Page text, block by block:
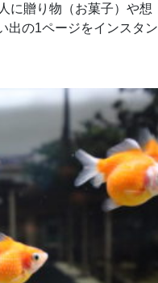
に贈り物（お菓子）や想
出の1ページをインスタン